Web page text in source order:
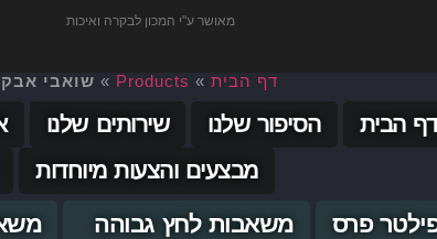
מאושר ע"י המכון לבקרה ואיכות
דף הבית»
Products
» שואבי אבק
דף הבית הסיפור שלנו שירותים שלנו
מבצעים והצעות מיוחדות
פרס משאבות לחץ גבוהה